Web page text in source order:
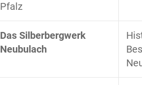
Pfalz
Das Silberbergwerk
Neubulach